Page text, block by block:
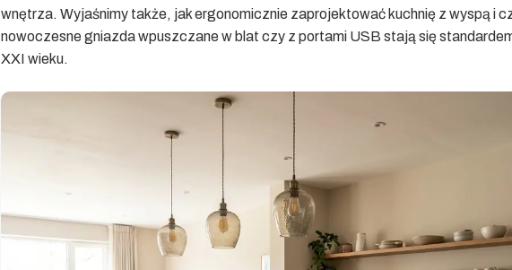
wnętrza. Wyjaśnimy także, jak ergonomicznie zaprojektować kuchnię z wyspą i
nowoczesne gniazda wpuszczane w blat czy z portami USB stają się
XXI wieku.